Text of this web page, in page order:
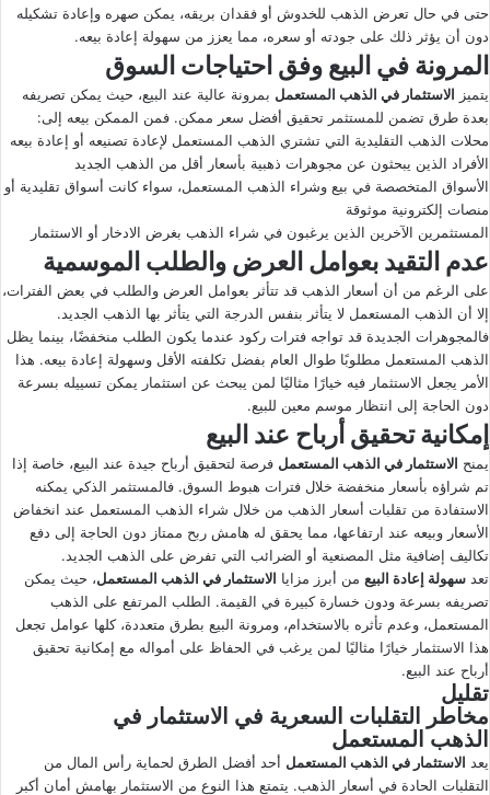
حتى في حال تعرض الذهب للخدوش أو فقدان بريقه، يمكن صهره وإعادة تشكيله
دون أن يؤثر ذلك على جودته أو سعره، مما يعزز من سهولة إعادة بيعه.
المرونة في البيع وفق احتياجات السوق
يتميز الاستثمار في الذهب المستعمل بمرونة عالية عند البيع، حيث يمكن تصريفه
بعدة طرق تضمن للمستثمر تحقيق أفضل سعر ممكن. فمن الممكن بيعه إلى:
محلات الذهب التقليدية التي تشتري الذهب المستعمل لإعادة تصنيعه أو إعادة بيعه
الأفراد الذين يبحثون عن مجوهرات ذهبية بأسعار أقل من الذهب الجديد
الأسواق المتخصصة في بيع وشراء الذهب المستعمل، سواء كانت أسواق تقليدية أو
منصات إلكترونية موثوقة
المستثمرين الآخرين الذين يرغبون في شراء الذهب بغرض الادخار أو الاستثمار
عدم التقيد بعوامل العرض والطلب الموسمية
على الرغم من أن أسعار الذهب قد تتأثر بعوامل العرض والطلب في بعض الفترات،
إلا أن الذهب المستعمل لا يتأثر بنفس الدرجة التي يتأثر بها الذهب الجديد.
فالمجوهرات الجديدة قد تواجه فترات ركود عندما يكون الطلب منخفضًا، بينما يظل
الذهب المستعمل مطلوبًا طوال العام بفضل تكلفته الأقل وسهولة إعادة بيعه. هذا
الأمر يجعل الاستثمار فيه خيارًا مثاليًا لمن يبحث عن استثمار يمكن تسييله بسرعة
دون الحاجة إلى انتظار موسم معين للبيع.
إمكانية تحقيق أرباح عند البيع
يمنح الاستثمار في الذهب المستعمل فرصة لتحقيق أرباح جيدة عند البيع، خاصة إذا
تم شراؤه بأسعار منخفضة خلال فترات هبوط السوق. فالمستثمر الذكي يمكنه
الاستفادة من تقلبات أسعار الذهب من خلال شراء الذهب المستعمل عند انخفاض
الأسعار وبيعه عند ارتفاعها، مما يحقق له هامش ربح ممتاز دون الحاجة إلى دفع
تكاليف إضافية مثل المصنعية أو الضرائب التي تفرض على الذهب الجديد.
تعد سهولة إعادة البيع من أبرز مزايا الاستثمار في الذهب المستعمل، حيث يمكن
تصريفه بسرعة ودون خسارة كبيرة في القيمة. الطلب المرتفع على الذهب
المستعمل، وعدم تأثره بالاستخدام، ومرونة البيع بطرق متعددة، كلها عوامل تجعل
هذا الاستثمار خيارًا مثاليًا لمن يرغب في الحفاظ على أمواله مع إمكانية تحقيق
أرباح عند البيع.
تقليل
مخاطر التقلبات السعرية في الاستثمار في
الذهب المستعمل
يعد الاستثمار في الذهب المستعمل أحد أفضل الطرق لحماية رأس المال من
التقلبات الحادة في أسعار الذهب. يتمتع هذا النوع من الاستثمار بهامش أمان أكبر